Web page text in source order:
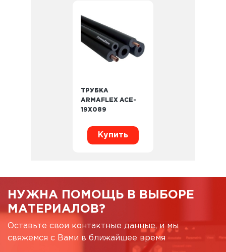
ТРУБКА
ARMAFLEX ACE-
19X089
Купить
НУЖНА ПОМОЩЬ В ВЫБОРЕ
МАТЕРИАЛОВ?
Оставьте свои контактные данные, и мы
свяжемся с Вами в ближайшее время